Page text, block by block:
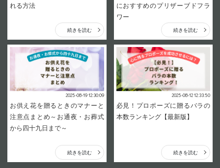
れる方法
続きを読む
におすすめのプリザーブドフラ
ワー
続きを読む
2025-08-19 12:30:09
お供え花を贈るときのマナーと
注意点まとめ～お通夜・お葬式
から四十九日まで～
続きを読む
2025-08-12 12:33:50
必見！プロポーズに贈るバラの
本数ランキング【最新版】
続きを読む